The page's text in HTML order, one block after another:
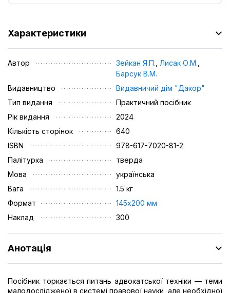
Характеристики
Автор Зейкан Я.П. Лисак О.М.
Барсук В.М.
Видавництво
Видавничий дім "Дакор"
Тип видання
Практичний посібник
Рік видання
2024
Кількість сторінок
640
ISBN
978-617-7020-81-2
Палітурка
тверда
Мова
українська
Вага
1.5 кг
Формат
145х200 мм
Наклад
300
Анотація
Посібник торкається питань адвокатської техніки — теми
малодослідженої в системі правової науки, але необхідної